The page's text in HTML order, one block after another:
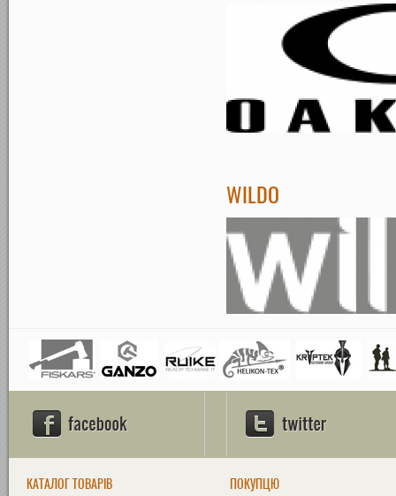
WILDO
КАТАЛОГ ТОВАРІВ ПОКУПЦЮ